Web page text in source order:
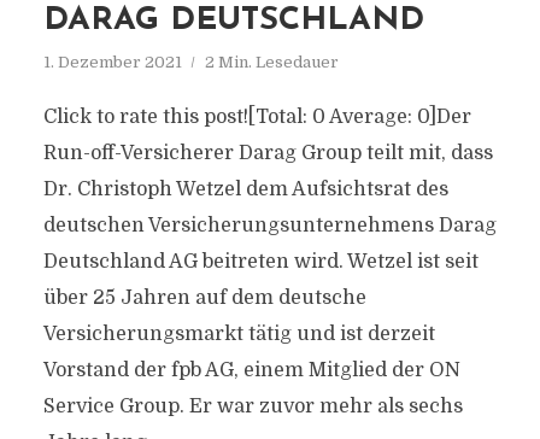
DARAG DEUTSCHLAND
1. Dezember 2021 2 Min. Lesedauer
Click to rate this post![Total: 0 Average: 0]Der
Run-off-Versicherer Darag Group teilt mit, dass
Dr. Christoph Wetzel dem Aufsichtsrat des
deutschen Versicherungsunternehmens Darag
Deutschland AG beitreten wird. Wetzel ist seit
über 25 Jahren auf dem deutsche
Versicherungsmarkt tätig und ist derzeit
Vorstand der fpb AG, einem Mitglied der ON
Service Group. Er war zuvor mehr als sechs